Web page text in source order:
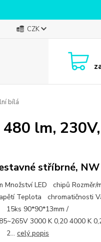
CZK
bílá
lm,
stříbrné,
Množství LED chipů Rozměr/
Teplota chromatičnosti
15ks
3000 K 0,20 4000 K
2... celý popis